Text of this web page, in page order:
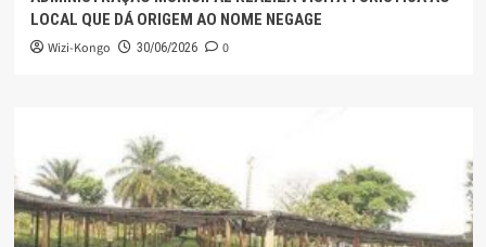
LOCAL QUE DÁ ORIGEM AO NOME NEGAGE
Wizi-Kongo 30/06/2026 0